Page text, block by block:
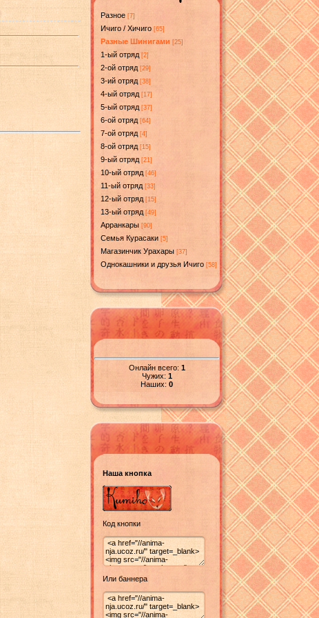
Разное [7]
Ичиго / Хичиго [65]
Разные Шинигами [25]
1-ый отряд [2]
2-ой отряд [29]
3-ий отряд [38]
4-ый отряд [17]
5-ый отряд [37]
6-ой отряд [64]
7-ой отряд [4]
8-ой отряд [15]
9-ый отряд [21]
10-ый отряд [46]
11-ый отряд [33]
12-ый отряд [15]
13-ый отряд [49]
Арранкары [90]
Семья Курасаки [5]
Магазинчик Урахары [37]
Однокашники и друзья Ичиго [58]
Онлайн всего: 1
Чужих: 1
Наших: 0
Наша кнопка
Код кнопки
Или баннера